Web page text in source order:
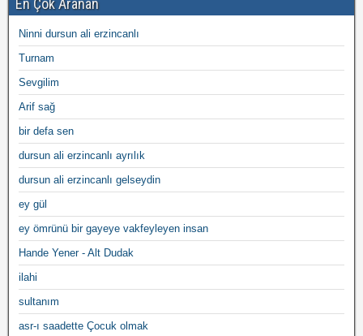
En Çok Aranan
Ninni dursun ali erzincanlı
Turnam
Sevgilim
Arif sağ
bir defa sen
dursun ali erzincanlı ayrılık
dursun ali erzincanlı gelseydin
ey gül
ey ömrünü bir gayeye vakfeyleyen insan
Hande Yener - Alt Dudak
ilahi
sultanım
asr-ı saadette Çocuk olmak